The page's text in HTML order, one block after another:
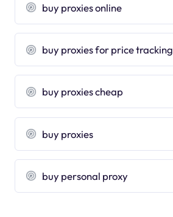
buy proxies online
buy proxies for price tracking
buy proxies cheap
buy proxies
buy personal proxy